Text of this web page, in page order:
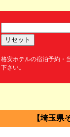
格安ホテルの宿泊予約・
下さい。
【埼玉県